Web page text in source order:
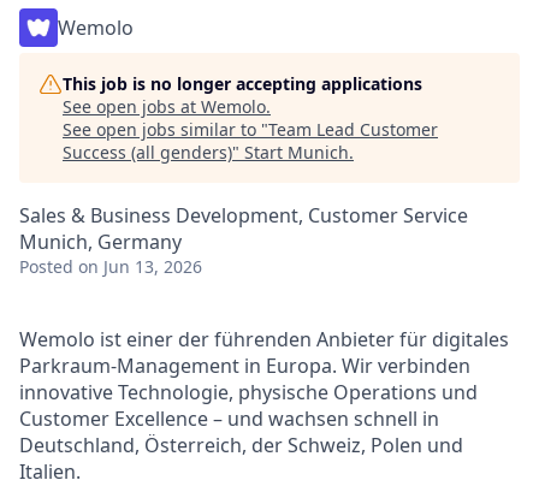
Wemolo
This job is no longer accepting applications
See open jobs at Wemolo.
See open jobs similar to "Team Lead Customer
Success (all genders)" Start Munich.
Sales & Business Development, Customer Service
Munich, Germany
Posted on Jun 13, 2026
Wemolo ist einer der führenden Anbieter für digitales
Parkraum-Management in Europa. Wir verbinden
innovative Technologie, physische Operations und
Customer Excellence – und wachsen schnell in
Deutschland, Österreich, der Schweiz, Polen und
Italien.